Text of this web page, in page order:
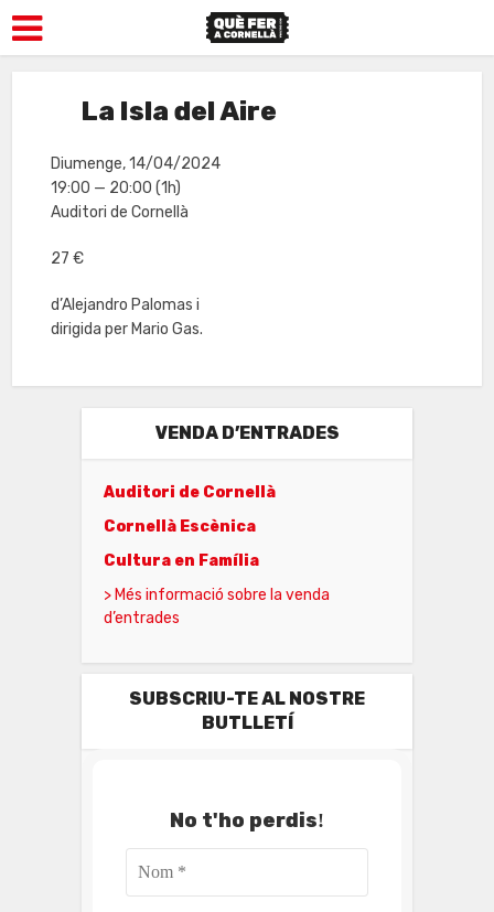
La Isla del Aire
d’Alejandro Palomas i
dirigida per Mario Gas.
Diumenge, 14/04/2024
19:00 — 20:00 (1h)
Auditori de Cornellà
27 €
VENDA D’ENTRADES
Auditori de Cornellà
Cornellà Escènica
Cultura en Família
> Més informació sobre la venda
d’entrades
SUBSCRIU-TE AL NOSTRE
BUTLLETÍ
No t'ho perdis!